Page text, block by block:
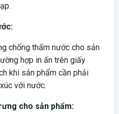
chống thấm nước cho sản
hợp in ấn trên giấy
khi sản phẩm cần phải
với nước.
cho sản phẩm: